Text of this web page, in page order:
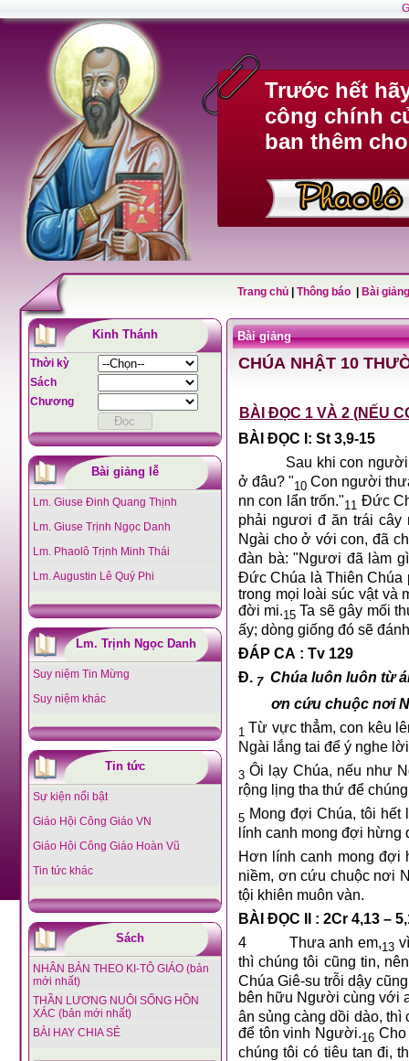
Trước hết
công chính
ban thêm cho
Trang chủ Thông báo Bài
Kinh Thánh
Thời kỳ
Sách
Chương
Bài giảng lễ
Lm. Giuse Đinh Quang Thịnh
Lm. Giuse Trịnh Ngọc Danh
Lm. Phaolô Trịnh Minh Thái
Lm. Augustin Lê Quý Phi
Lm. Trịnh Ngọc Danh
Suy niệm Tin Mừng
Suy niệm khác
Tin tức
Sự kiện nổi bật
Giáo Hội Công Giáo VN
Giáo Hội Công Giáo Hoàn Vũ
Tin tức khác
Sách
NHÂN BẢN THEO KI-TÔ GIÁO (bản
mới nhất)
THẦN LƯƠNG NUÔI SỐNG HỒN
XÁC (bản mới nhất)
BÀI HAY CHIA SẺ
Bài giảng
CHÚA NHẬT 10
BÀI ĐỌC 1 VÀ 2 (NẾU
BÀI ĐỌC I: St 3,9-15
Sau khi con người
ở đâu? "10 Con người
nn con lẩn trốn."11 Đức
phải ngươi đ ăn trái cây
Ngài cho ở với con, đã
đàn bà: "Ngươi đã làm
Đức Chúa là Thiên Chúa
trong mọi loài súc vật và
đời mi.15 Ta sẽ gây mối
ấy; dòng giống đó sẽ
ĐÁP CA : Tv 129
Đ. 7Chúa luôn luôn từ
ơn cứu chuộc nơi
1 Từ vực thẳm, con kêu
Ngài lắng tai để ý nghe
3 Ôi lạy Chúa, nếu như
rộng lịng tha thứ để
5 Mong đợi Chúa, tôi
lính canh mong đợi hừng
Hơn lính canh mong đợi
niềm, ơn cứu chuộc nơi
tội khiên muôn vàn.
BÀI ĐỌC II : 2Cr 4,13 –
4 Thưa anh em,13
thì chúng tôi cũng tin,
Chúa Giê-su trỗi dậy
bên hữu Người cùng với
ân sủng càng dồi dào,
để tôn vinh Người.16
chúng tôi có tiêu tan đi,